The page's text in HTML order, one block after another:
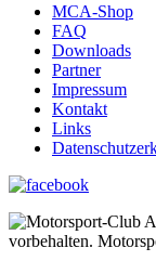
MCA-Shop
FAQ
Downloads
Partner
Impressum
Kontakt
Links
vorbehalten.